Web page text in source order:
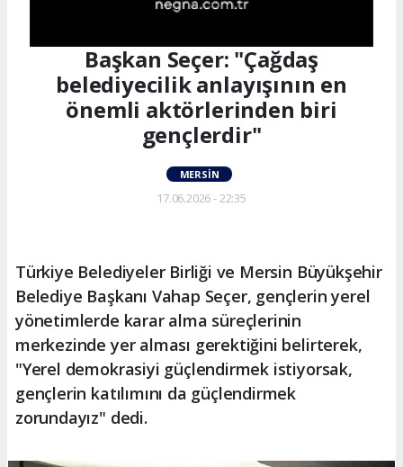
Başkan Seçer: "Çağdaş
belediyecilik anlayışının en
önemli aktörlerinden biri
gençlerdir"
MERSIN
17.06.2026 - 22:35
Türkiye Belediyeler Birliği ve Mersin Büyükşehir
Belediye Başkanı Vahap Seçer, gençlerin yerel
yönetimlerde karar alma süreçlerinin
merkezinde yer alması gerektiğini belirterek,
"Yerel demokrasiyi güçlendirmek istiyorsak,
gençlerin katılımını da güçlendirmek
zorundayız" dedi.